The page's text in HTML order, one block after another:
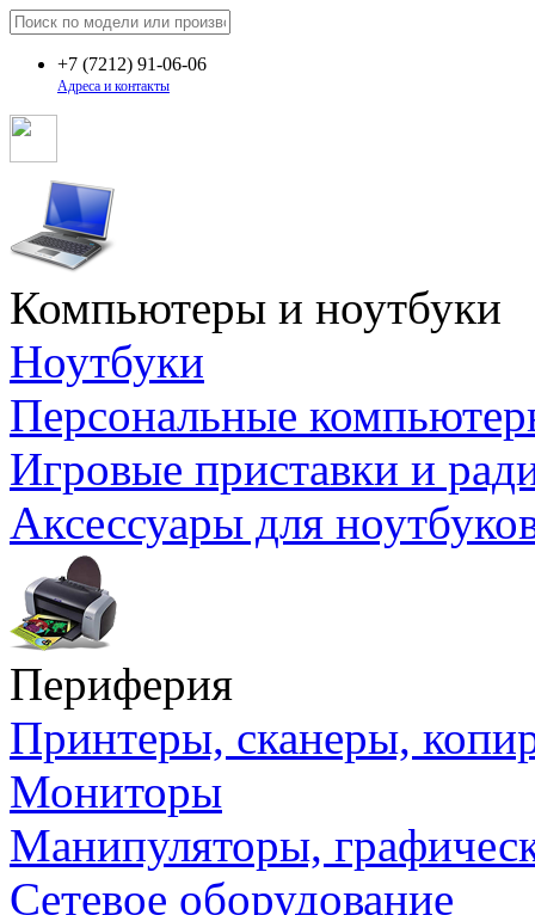
+7 (7212) 91-06-06
Адреса и контакты
Компьютеры и ноутбуки
Ноутбуки
Персональные
Игровые приставки и
Аксессуары для
Периферия
Принтеры, сканеры,
Мониторы
Манипуляторы,
Сетевое оборудование